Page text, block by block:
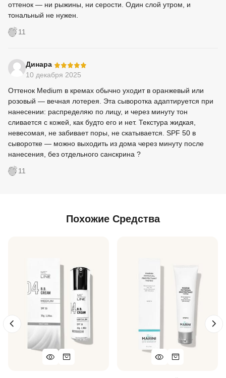
оттенок — ни рыжины, ни серости. Один слой утром, и
тональный не нужен.
11
Динара
10 декабря 2025
Оттенок Medium в кремах обычно уходит в оранжевый или
розовый — вечная лотерея. Эта сыворотка адаптируется при
нанесении: распределяю по лицу, и через минуту тон
сливается с кожей, как будто его и нет. Текстура жидкая,
невесомая, не забивает поры, не скатывается. SPF 50 в
сыворотке — можно выходить из дома через минуту после
нанесения, без отдельного санскрина ?
11
Похожие Средства